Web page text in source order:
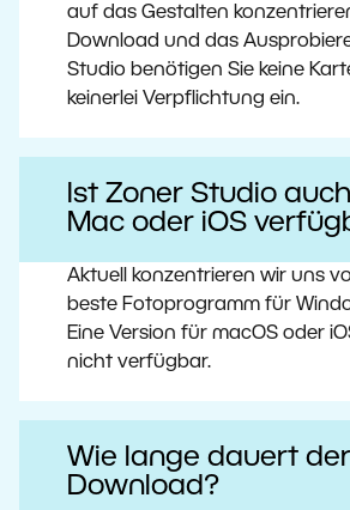
auf das Gestalten
Download und das
Studio benötigen Sie keine
keinerlei Verpflichtung ein.
Ist Zoner Studio
Mac oder iOS
Aktuell konzentrieren wir uns
beste Fotoprogramm für
Eine Version für macOS oder
nicht verfügbar.
Wie lange dauert der
Download?